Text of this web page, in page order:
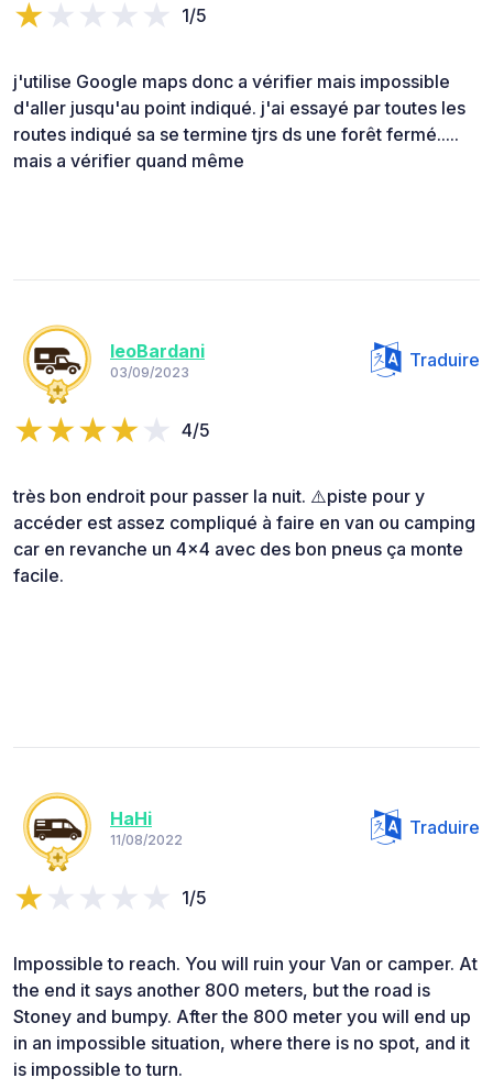
1/5
j'utilise Google maps donc a vérifier mais impossible
d'aller jusqu'au point indiqué. j'ai essayé par toutes les
routes indiqué sa se termine tjrs ds une forêt fermé.....
mais a vérifier quand même
leoBardani
03/09/2023
Traduire
4/5
très bon endroit pour passer la nuit. ⚠️piste pour y
accéder est assez compliqué à faire en van ou camping
car en revanche un 4x4 avec des bon pneus ça monte
facile.
HaHi
11/08/2022
Traduire
1/5
Impossible to reach. You will ruin your Van or camper. At
the end it says another 800 meters, but the road is
Stoney and bumpy. After the 800 meter you will end up
in an impossible situation, where there is no spot, and it
is impossible to turn.